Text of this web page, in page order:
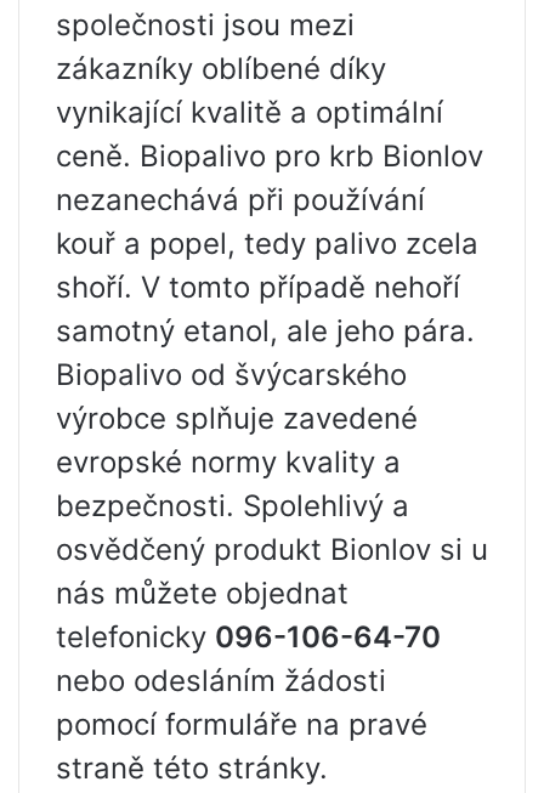
společnosti jsou mezi
zákazníky oblíbené díky
vynikající kvalitě a optimální
ceně. Biopalivo pro krb Bionlov
nezanechává při používání
kouř a popel, tedy palivo zcela
shoří. V tomto případě nehoří
samotný etanol, ale jeho pára.
Biopalivo od švýcarského
výrobce splňuje zavedené
evropské normy kvality a
bezpečnosti. Spolehlivý a
osvědčený produkt Bionlov si u
nás můžete objednat
telefonicky 096-106-64-70
nebo odesláním žádosti
pomocí formuláře na pravé
straně této stránky.